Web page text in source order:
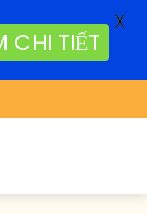
CHI TIẾT
X